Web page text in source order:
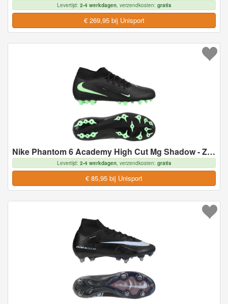
Levertijd: 2-4 werkdagen, verzendkosten: gratis
€ 269,95 bij Unisport
Nike Phantom 6 Academy High Cut Mg Shadow - Zwart/illusion Green - Kunstgras (Ag), maat 45½
Levertijd: 2-4 werkdagen, verzendkosten: gratis
€ 85,95 bij Unisport